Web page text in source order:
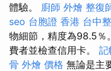
體驗。 廚師 外燴 整復
seo 台胞證 香港 台中
物細節，精度為98.5％
費者並檢查信用卡。 記
骨 外燴 價格 無論是主